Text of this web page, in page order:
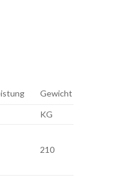
Gewicht
KG
210